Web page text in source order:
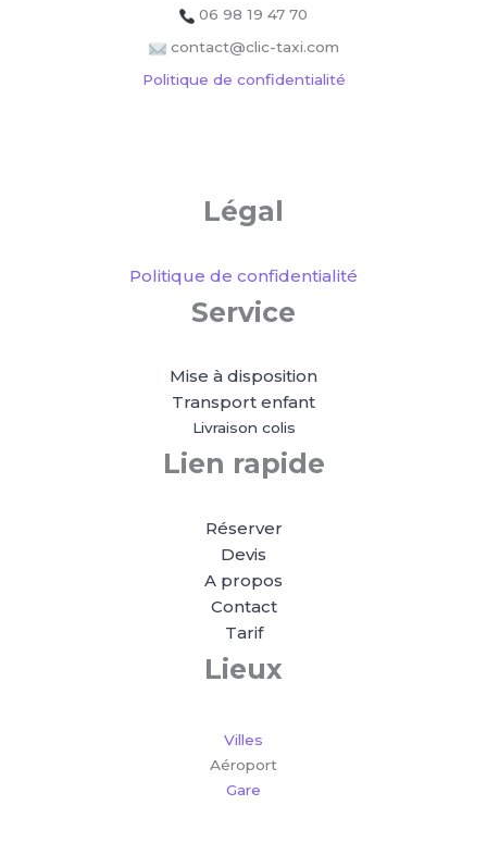
06 98 19 47 70
contact@clic-taxi.com
Politique de confidentialité
Légal
Politique de confidentialité
Service
Mise à disposition
Transport enfant
Livraison colis
Lien rapide
Réserver
Devis
A propos
Contact
Tarif
Lieux
Villes
Aéroport
Gare